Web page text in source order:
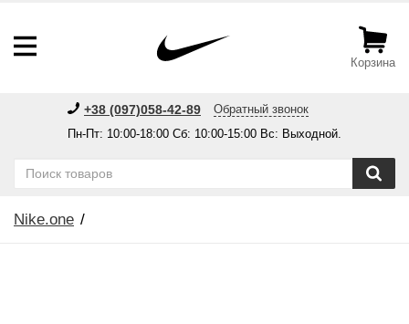
Корзина
+38 (097)058-42-89
Обратный звонок
Пн-Пт: 10:00-18:00 Сб: 10:00-15:00 Вс: Выходной.
Nike.one